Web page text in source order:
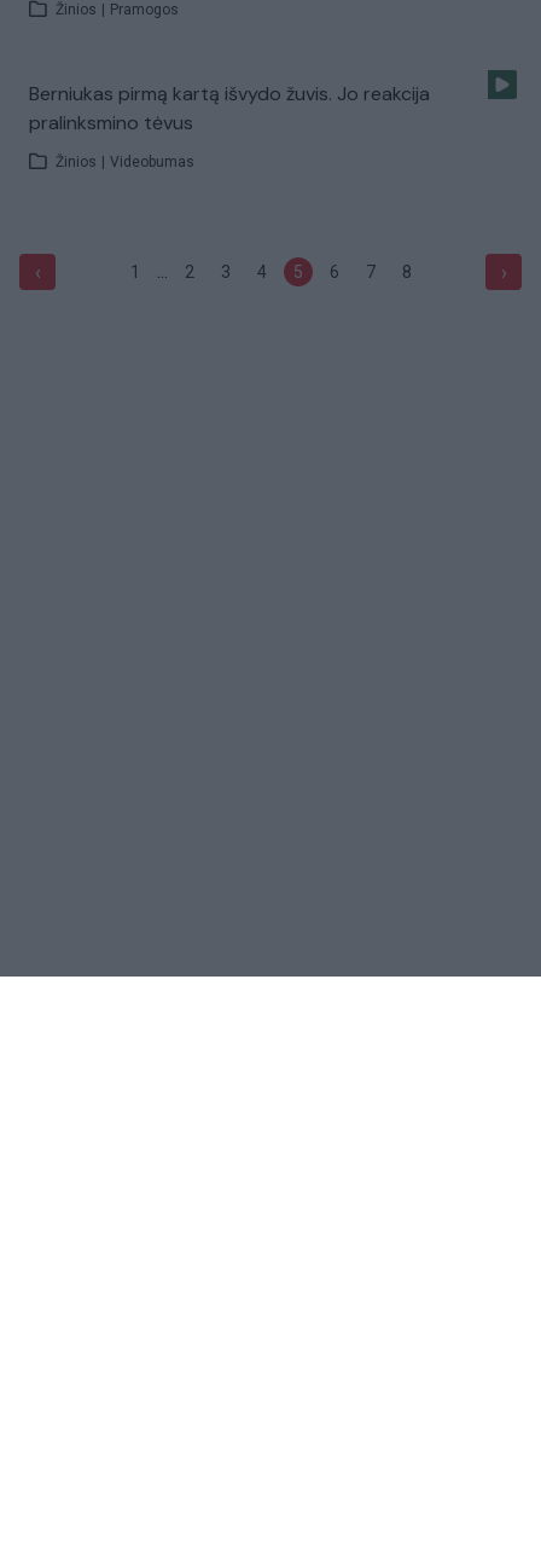
Žinios Pramogos
Berniukas pirmą kartą išvydo žuvis. Jo reakcija
pralinksmino tėvus
Žinios Videobumas
‹ 1 ... 2 3 4 5 6 7 8 ›